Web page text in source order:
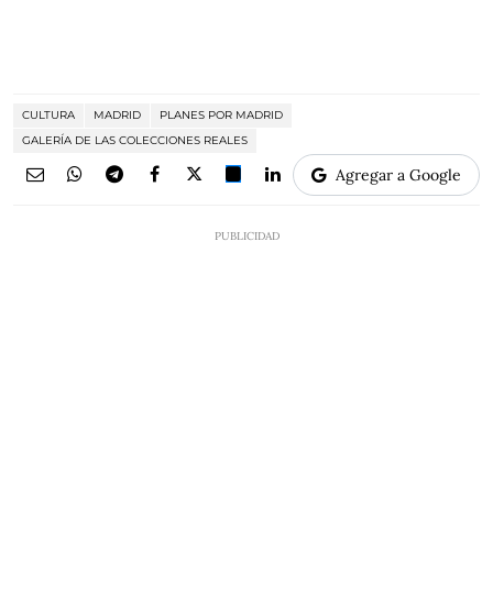
CULTURA MADRID
PLANES POR MADRID
GALERÍA DE LAS COLECCIONES REALES
Agregar a Google